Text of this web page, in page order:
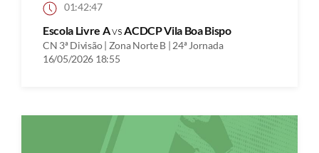
01:42:47
Escola Livre AvsACDCP Vila Boa Bispo
CN 3ª Divisão | Zona Norte B | 24ª Jornada
16/05/2026 18:55